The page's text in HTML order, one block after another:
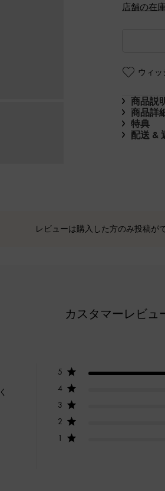
店舗の在
ウィ
商品説
商品詳
特典
配送 &
レビューは購入した方のみ投稿が
カスタマーレビュ
5
4
3
2
1